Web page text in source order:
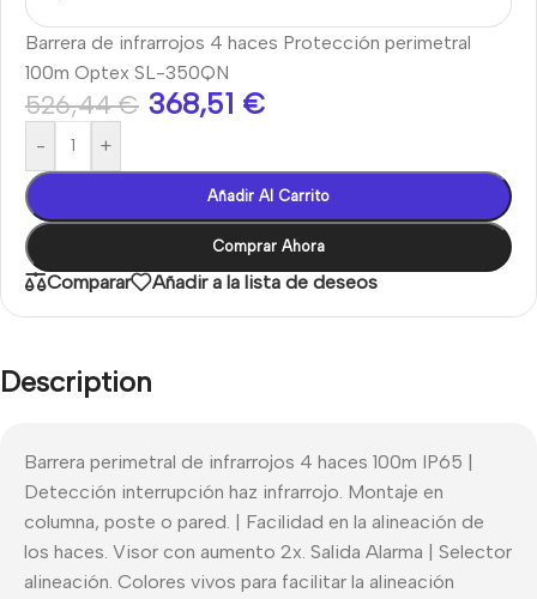
Barrera de infrarrojos 4 haces Protección perimetral
100m Optex SL-350QN
526,44€ 368,51 €
- +
Añadir Al Carrito
Comprar Ahora
Comparar Añadir a la lista de deseos
Description
Barrera perimetral de infrarrojos 4 haces 100m IP65 |
Detección interrupción haz infrarrojo. Montaje en
columna, poste o pared. | Facilidad en la alineación de
los haces. Visor con aumento 2x. Salida Alarma | Selector
alineación. Colores vivos para facilitar la alineación